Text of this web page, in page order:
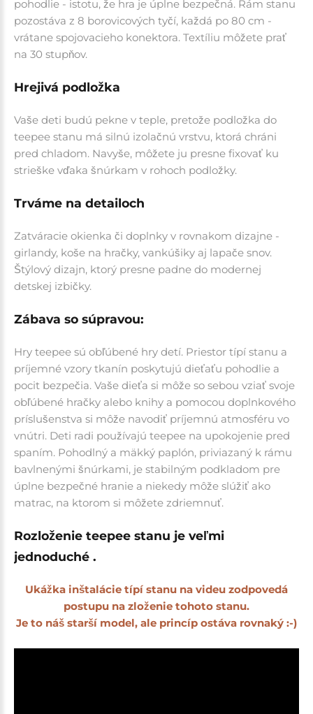
pohodlie - istotu, že hra je úplne bezpečná. Rám stanu
pozostáva z 8 borovicových tyčí, každá po 80 cm -
vrátane spojovacieho konektora. Textíliu môžete prať
na 30 stupňov.
Hrejivá podložka
Vaše deti budú pekne v teple, pretože podložka do
teepee stanu má silnú izolačnú vrstvu, ktorá chráni
pred chladom. Navyše, môžete ju presne fixovať ku
strieške vďaka šnúrkam v rohoch podložky.
Trváme na detailoch
Zatváracie okienka či doplnky v rovnakom dizajne -
girlandy, koše na hračky, vankúšiky aj lapače snov.
Štýlový dizajn, ktorý presne padne do modernej
detskej izbičky.
Zábava so súpravou:
Hry teepee sú obľúbené hry detí. Priestor típí stanu a
príjemné vzory tkanín poskytujú dieťaťu pohodlie a
pocit bezpečia. Vaše dieťa si môže so sebou vziať svoje
obľúbené hračky alebo knihy a pomocou doplnkového
príslušenstva si môže navodiť príjemnú atmosféru vo
vnútri. Deti radi používajú teepee na upokojenie pred
spaním. Pohodlný a mäkký paplón, priviazaný k rámu
bavlnenými šnúrkami, je stabilným podkladom pre
úplne bezpečné hranie a niekedy môže slúžiť ako
matrac, na ktorom si môžete zdriemnuť.
Rozloženie teepee stanu je veľmi
jednoduché .
Ukážka inštalácie típí stanu na videu zodpovedá
postupu na zloženie tohoto stanu.
Je to náš starší model, ale princíp ostáva rovnaký :-)